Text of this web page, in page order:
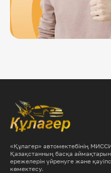
«Құлагер» автомектебінің
Қазақстанның басқа
ережелерін үйренуге және
көмектесу.